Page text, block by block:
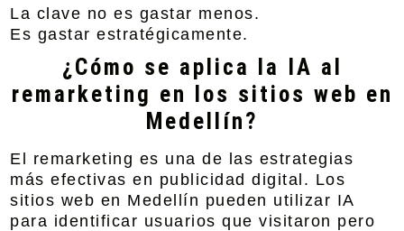
La clave no es gastar menos.
Es gastar estratégicamente.
¿Cómo se aplica la IA al
remarketing en los sitios web en
Medellín?
El remarketing es una de las estrategias
más efectivas en publicidad digital. Los
sitios web en Medellín pueden utilizar IA
para identificar usuarios que visitaron pero